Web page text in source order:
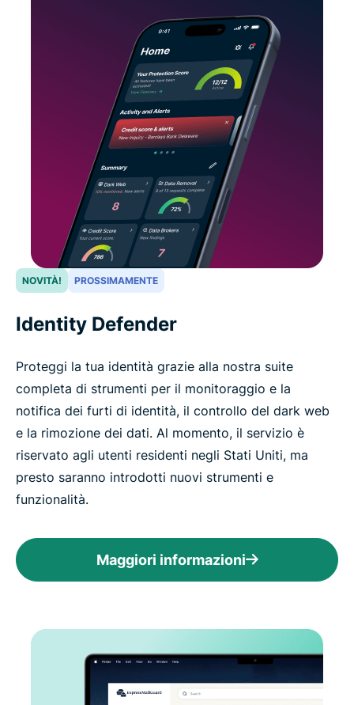
NOVITÀ! PROSSIMAMENTE
Identity Defender
Proteggi la tua identità grazie alla nostra suite
completa di strumenti per il monitoraggio e la
notifica dei furti di identità, il controllo del dark web
e la rimozione dei dati. Al momento, il servizio è
riservato agli utenti residenti negli Stati Uniti, ma
presto saranno introdotti nuovi strumenti e
funzionalità.
Maggiori informazioni